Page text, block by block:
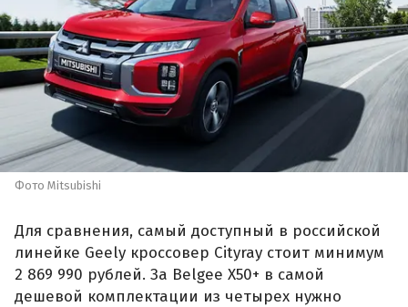
Фото Mitsubishi
Для сравнения, самый доступный в российской
линейке Geely кроссовер Cityray стоит минимум
2 869 990 рублей. За Belgee X50+ в самой
дешевой комплектации из четырех нужно